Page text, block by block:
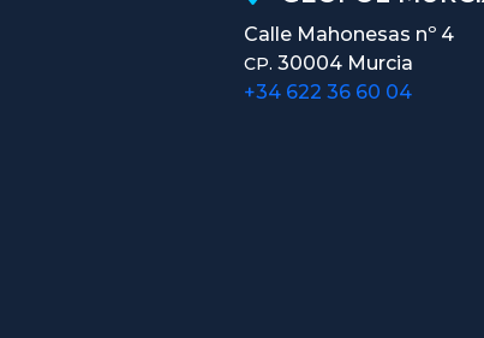
Calle Mahonesas nº 4
CP. 30004 Murcia
+34 622 36 60 04